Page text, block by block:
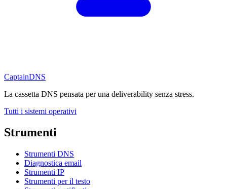
CaptainDNS
La cassetta DNS pensata per una deliverability senza stress.
Tutti i sistemi operativi
Strumenti
Strumenti DNS
Diagnostica email
Strumenti IP
Strumenti per il testo